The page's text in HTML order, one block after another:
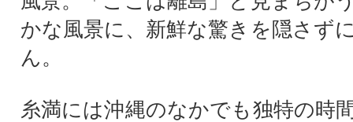
かな風景に、新鮮な驚きを隠さず
ん。
糸満には沖縄のなかでも独特の時